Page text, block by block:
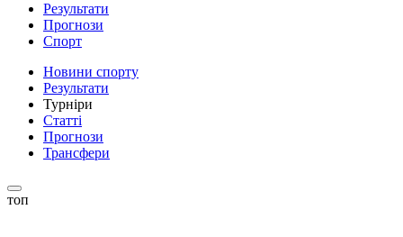
Результати
Прогнози
Спорт
Новини спорту
Результати
Турніри
Статті
Прогнози
Трансфери
топ